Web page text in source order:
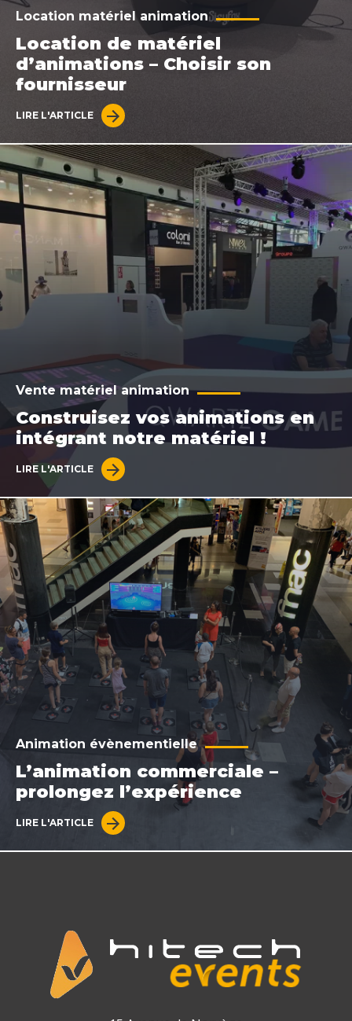
Location matériel animation
Location de matériel
d’animations – Choisir son
fournisseur
LIRE L'ARTICLE
Vente matériel animation
Construisez vos animations en
intégrant notre matériel !
LIRE L'ARTICLE
Animation évènementielle
L’animation commerciale –
prolongez l’expérience
LIRE L'ARTICLE